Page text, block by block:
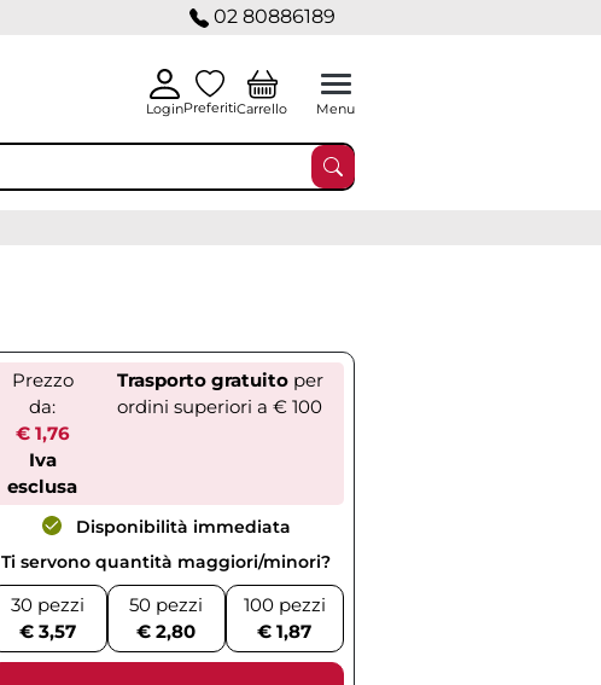
02 80886189
LoginPreferitiCarrello Menu
Prezzo
da:
€ 1,76
Iva
esclusa
Trasporto gratuitoper
ordini superiori a € 100
Disponibilità immediata
Ti servono quantità maggiori/minori?
30 pezzi
€ 3,57
50 pezzi
€ 2,80
100 pezzi
€ 1,87